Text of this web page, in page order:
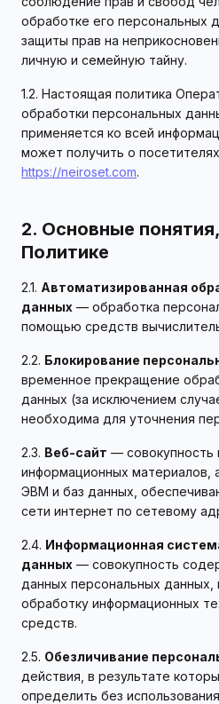
обработке его персональных
защиты прав на
личную и семейную тайну.
1.2. Настоящая политика
обработки персональных
применяется ко всей
может получить о
https://neiroset.com.
2. Основные
Политике
2.1. Автоматизированная
данных — обработка
помощью средств
2.2. Блокирование
временное прекращение
данных (за исключением
необходима для уточнения
2.3. Веб-сайт — совокупность
информационных материалов,
ЭВМ и баз данных,
сети интернет по сетевому
2.4. Информационная
данных — совокупность
данных персональных
обработку информационных
средств.
2.5. Обезличивание
действия, в результате
определить без